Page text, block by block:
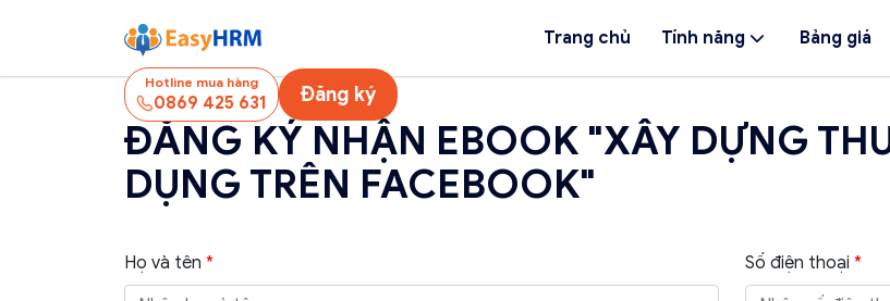
Trang chủ Tính năng Bảng giá
Hotline mua hàng
0869 425 631 Đăng ký
ĐĂNG KÝ NHẬN EBOOK "XÂY DỰNG
DỤNG TRÊN FACEBOOK"
Họ và tên * Số điện thoại *